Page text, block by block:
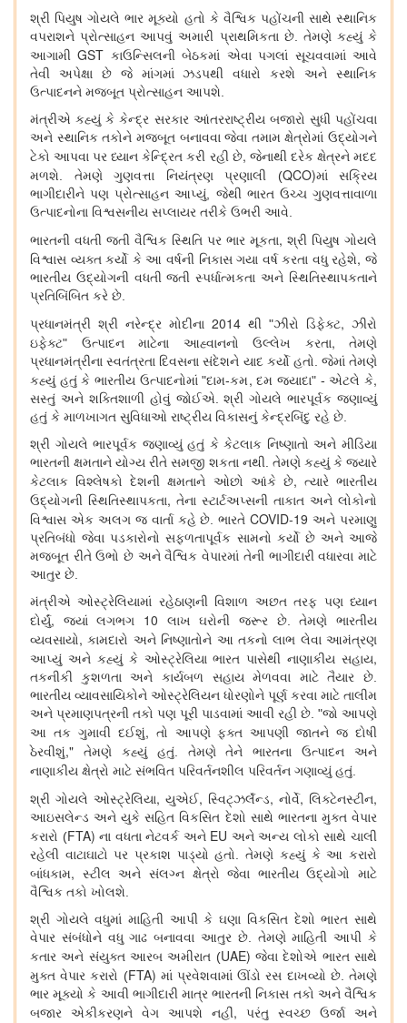
શ્રી પિયુષ ગોયલે ભાર મૂક્યો હતો કે વૈશ્વિક પહોંચની સાથે સ્થાનિક
વપરાશને પ્રોત્સાહન આપવું અમારી પ્રાથમિકતા છે. તેમણે કહ્યું કે
આગામીGST કાઉન્સિલની બેઠકમાં એવા પગલાં સૂચવવામાં આવે
તેવી અપેક્ષા છે જે માંગમાં ઝડપથી વધારો કરશે અને સ્થાનિક
ઉત્પાદનને મજબૂત પ્રોત્સાહન આપશે.
મંત્રીએ કહ્યું કે કેન્દ્ર સરકાર આંતરરાષ્ટ્રીય બજારો સુધી પહોંચવા
અને સ્થાનિક તકોને મજબૂત બનાવવા જેવા તમામ ક્ષેત્રોમાં ઉદ્યોગને
ટેકો આપવા પર ધ્યાન કેન્દ્રિત કરી રહી છે, જેનાથી દરેક ક્ષેત્રને મદદ
મળશે. તેમણે ગુણવત્તા નિયંત્રણ પ્રણાલી (QCO)માં સક્રિય
ભાગીદારીને પણ પ્રોત્સાહન આપ્યું, જેથી ભારત ઉચ્ચ ગુણવત્તાવાળા
ઉત્પાદનોના વિશ્વસનીય સપ્લાયર તરીકે ઉભરી આવે.
ભારતની વધતી જતી વૈશ્વિક સ્થિતિ પર ભાર મૂકતા, શ્રી પિયુષ ગોયલે
વિશ્વાસ વ્યક્ત કર્યો કે આ વર્ષની નિકાસ ગયા વર્ષ કરતા વધુ રહેશે,જે
ભારતીય ઉદ્યોગની વધતી જતી સ્પર્ધાત્મકતા અને સ્થિતિસ્થાપકતાને
પ્રતિબિંબિત કરે છે.
પ્રધાનમંત્રી શ્રી નરેન્દ્ર મોદીના 2014 થી "ઝીરો ડિફેક્ટ, ઝીરો
ઇફેક્ટ" ઉત્પાદન માટેના આહ્વાનનો ઉલ્લેખ કરતા,
તેમણે
પ્રધાનમંત્રીના સ્વતંત્રતા દિવસના સંદેશને યાદ કર્યો હતો. જેમાં તેમણે
કહ્યું હતું કે ભારતીય ઉત્પાદનોમાં "દામ-કમ,દમ જ્યાદા" - એટલે કે,
સસ્તું અને શક્તિશાળી હોવું જોઈએ. શ્રી ગોયલે ભારપૂર્વક જણાવ્યું
હતું કે માળખાગત સુવિધાઓ રાષ્ટ્રીય વિકાસનું કેન્દ્રબિંદુ રહે છે.
શ્રી ગોયલે ભારપૂર્વક જણાવ્યું હતું કે કેટલાક નિષ્ણાતો અને મીડિયા
ભારતની ક્ષમતાને યોગ્ય રીતે સમજી શકતા નથી. તેમણે કહ્યું કે જ્યારે
કેટલાક વિશ્લેષકો દેશની ક્ષમતાને ઓછો આંકે છે, ત્યારે ભારતીય
ઉદ્યોગની સ્થિતિસ્થાપકતા, તેના સ્ટાર્ટઅપ્સની તાકાત અને લોકોનો
વિશ્વાસ એક અલગ જ વાર્તા કહે છે. ભારતેCOVID-19 અને પરમાણુ
પ્રતિબંધો જેવા પડકારોનો સફળતાપૂર્વક સામનો કર્યો છે અને આજે
મજબૂત રીતે ઉભો છે અને વૈશ્વિક વેપારમાં તેની ભાગીદારી વધારવા માટે
આતુર છે.
મંત્રીએ ઓસ્ટ્રેલિયામાં રહેઠાણની વિશાળ અછત તરફ પણ ધ્યાન
દોર્યું, જ્યાં લગભગ 10 લાખ ઘરોની જરૂર છે. તેમણે ભારતીય
વ્યવસાયો,કામદારો અને નિષ્ણાતોને આ તકનો લાભ લેવા આમંત્રણ
આપ્યું અને કહ્યું કે ઓસ્ટ્રેલિયા ભારત પાસેથી નાણાકીય સહાય,
તકનીકી કુશળતા અને કાર્યબળ સહાય મેળવવા માટે તૈયાર છે.
ભારતીય વ્યાવસાયિકોને ઓસ્ટ્રેલિયન ધોરણોને પૂર્ણ કરવા માટે તાલીમ
અને પ્રમાણપત્રની તકો પણ પૂરી પાડવામાં આવી રહી છે. "જો આપણે
આ તક ગુમાવી દઈશું, તો આપણે ફક્ત આપણી જાતને જ દોષી
ઠેરવીશું,"
તેમણે કહ્યું હતું. તેમણે તેને ભારતના ઉત્પાદન અને
નાણાકીય ક્ષેત્રો માટે સંભવિત પરિવર્તનશીલ પરિવર્તન ગણાવ્યું હતું.
શ્રી ગોયલે ઓસ્ટ્રેલિયા, યુએઈ, સ્વિટ્ઝર્લૅન્ડ, નોર્વે, લિક્ટેનસ્ટીન,
આઇસલેન્ડ અને યુકે સહિત વિકસિત દેશો સાથે ભારતના મુક્ત વેપાર
કરારો (FTA)ના વધતા નેટવર્ક અને EU અને અન્ય લોકો સાથે ચાલી
રહેલી વાટાઘાટો પર પ્રકાશ પાડ્યો હતો. તેમણે કહ્યું કે આ કરારો
બાંધકામ,
સ્ટીલ અને સંલગ્ન ક્ષેત્રો જેવા ભારતીય ઉદ્યોગો માટે
વૈશ્વિક તકો ખોલશે.
શ્રી ગોયલે વધુમાં માહિતી આપી કે ઘણા વિકસિત દેશો ભારત સાથે
વેપાર સંબંધોને વધુ ગાઢ બનાવવા આતુર છે. તેમણે માહિતી આપી કે
કતાર અને સંયુક્ત આરબ અમીરાત (UAE)જેવા દેશોએ ભારત સાથે
મુક્ત વેપાર કરારો (FTA) માં પ્રવેશવામાં ઊંડો રસ દાખવ્યો છે. તેમણે
ભાર મૂક્યો કે આવી ભાગીદારી માત્ર ભારતની નિકાસ તકો અને વૈશ્વિક
બજાર એકીકરણને વેગ આપશે નહીં,
પરંતુ સ્વચ્છ ઉર્જા અને